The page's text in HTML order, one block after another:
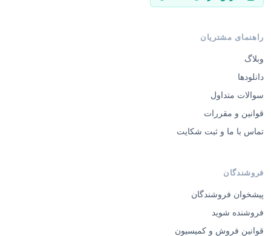
راهنمای مشتریان
وبلاگ
دانلودها
سوالات متداول
قوانین و مقررات
تماس با ما و ثبت شکایت
فروشندگان
پیشخوان فروشندگان
فروشنده شوید
قوانین فروش و کمیسیون